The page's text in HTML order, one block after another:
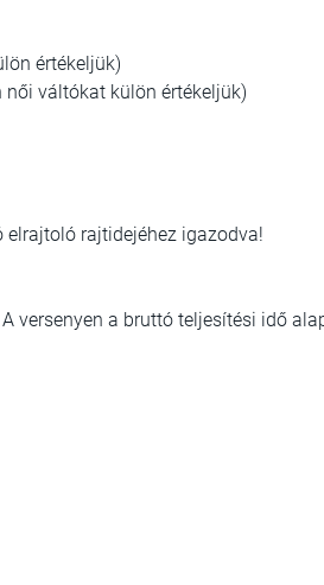
értékeljük)
váltókat külön értékeljük)
rajtidejéhez igazodva!
versenyen a bruttó teljesítési idő